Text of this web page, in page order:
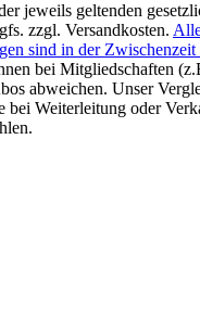
jeweils geltenden
zzgl. Versandkosten.
sind in der
bei Mitgliedschaften
abweichen. Unser
bei Weiterleitung oder